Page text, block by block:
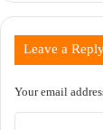
Leave a
Your email